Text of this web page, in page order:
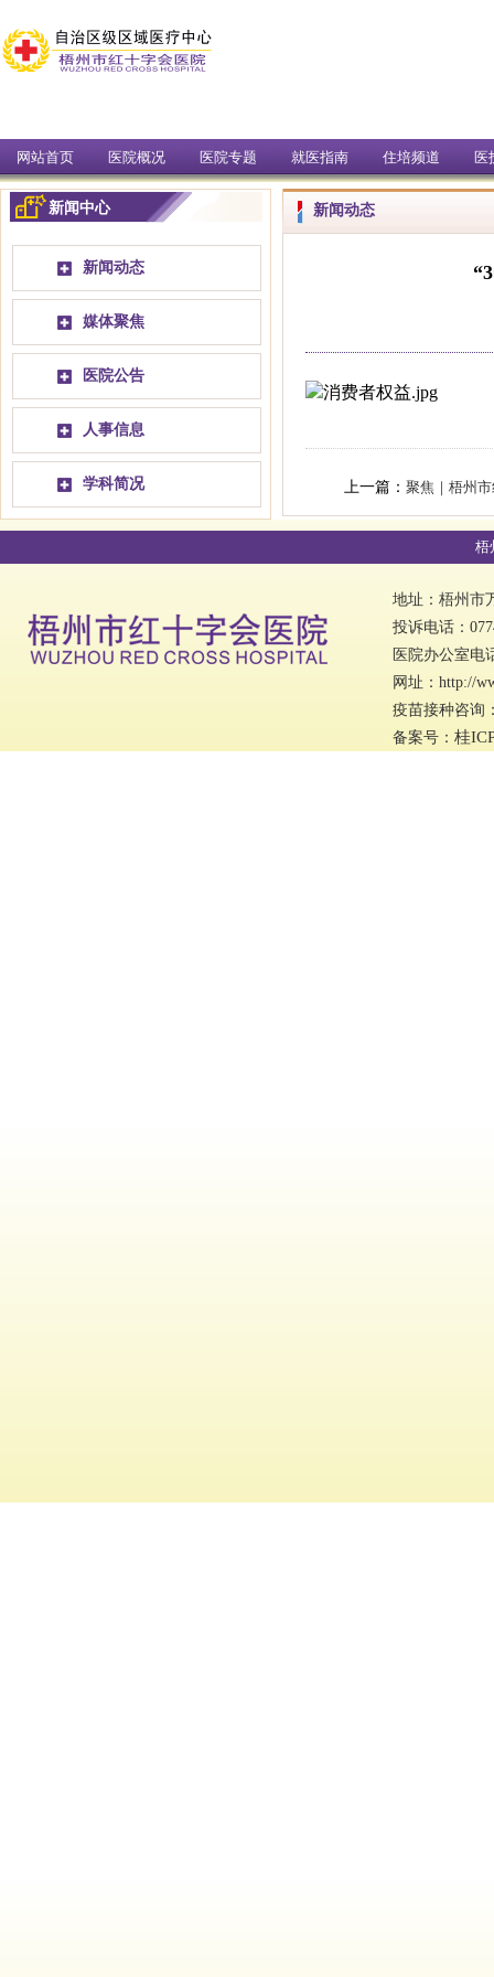
网站首页 医院概况 医院专题 就医指南 住培频道 医
新闻中心
新闻动态
媒体聚焦
医院公告
人事信息
学科简况
新闻动态
上一篇： 聚焦｜梧州市红十字会
梧
地址：梧州
投诉电话：
医院办公室电
网址：http://
疫苗接种咨询
备案号： 桂